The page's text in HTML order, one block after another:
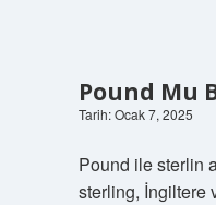
Pound Mu
Tarih: Ocak 7, 2025
Pound ile sterlin
sterling, İngiltere